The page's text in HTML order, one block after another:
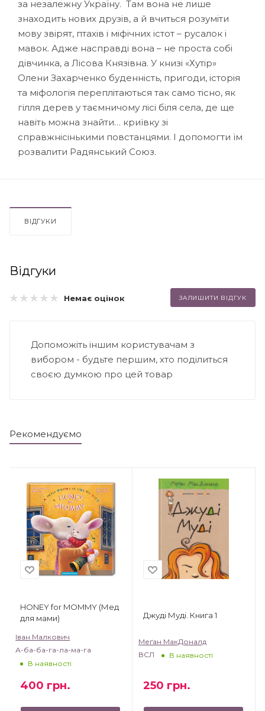
за незалежну Україну. Там вона не лише
знаходить нових друзів, а й вчиться розуміти
мову звірят, птахів і міфічних істот – русалок і
мавок. Адже насправді вона – не проста собі
дівчинка, а Лісова Князівна. У книзі «Хутір»
Олени Захарченко буденність, пригоди, історія
та міфологія переплітаються так само тісно, як
гілля дерев у таємничому лісі біля села, де ще
навіть можна знайти… криївку зі
справжнісінькими повстанцями. І допомогти їм
розвалити Радянський Союз.
ВІДГУКИ
Відгуки
Немає оцінок ЗАЛИШИТИ ВІДГУК
Допоможіть іншим користувачам з
вибором - будьте першим, хто поділиться
своєю думкою про цей товар
Рекомендуємо
HONEY for MOMMY (Мед
для мами)
Іван Малкович
А-ба-ба-га-ла-ма-га
В наявності
400 грн.
Джуді Муді. Книга 1
Меґан МакДоналд
ВСЛ
В наявності
250 грн.